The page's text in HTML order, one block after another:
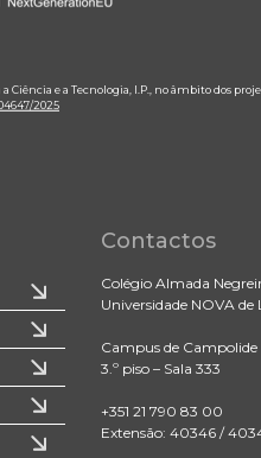
e a Tecnologia, I.P., no âmbito dos
2025
Contactos
Colégio Almada
Universidade NOVA de
Campus de Campolide
3.º piso – Sala 333
+351 21 790 83 00
Extensão: 40346 /